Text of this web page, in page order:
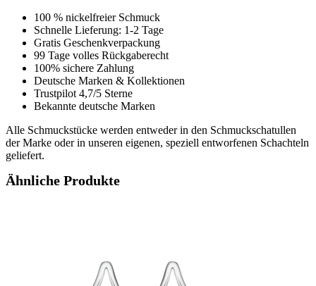
100 % nickelfreier Schmuck
Schnelle Lieferung: 1-2 Tage
Gratis Geschenkverpackung
99 Tage volles Rückgaberecht
100% sichere Zahlung
Deutsche Marken & Kollektionen
Trustpilot 4,7/5 Sterne
Bekannte deutsche Marken
Alle Schmuckstücke werden entweder in den Schmuckschatullen
der Marke oder in unseren eigenen, speziell entworfenen Schachteln
geliefert.
Ähnliche Produkte